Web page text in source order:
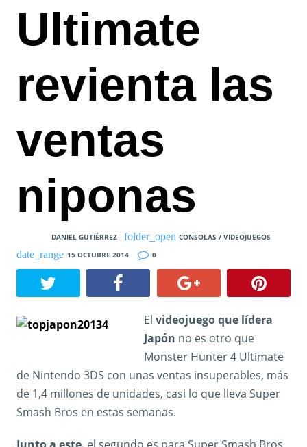
Ultimate
revienta las
ventas
niponas
DANIEL GUTIÉRREZ
CONSOLAS / VIDEOJUEGOS
15 OCTUBRE 2014
0
El videojuego que lídera
Japón no es otro que
Monster Hunter 4 Ultimate
de Nintendo 3DS con unas ventas insuperables, más
de 1,4 millones de unidades, casi lo que lleva Super
Smash Bros en estas semanas.